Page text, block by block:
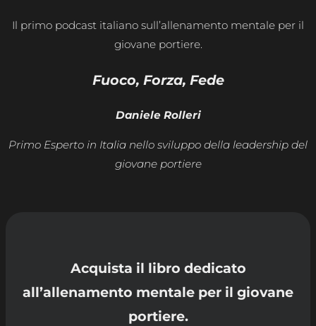
Il primo podcast italiano sull’allenamento mentale per il
giovane portiere.
Fuoco, Forza, Fede
Daniele Rolleri
Primo Esperto in Italia nello sviluppo della leadership del
giovane portiere
Acquista il libro dedicato
all’allenamento mentale per il giovane
portiere.